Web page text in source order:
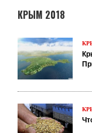
КРЫМ 2018